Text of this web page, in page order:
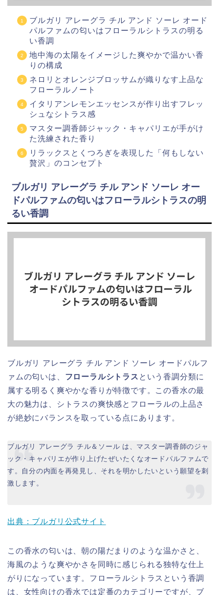
ブルガリ アレーグラ チル アンド ソーレ オード
パルファムの匂いはフローラルシトラスの明る
い香調
地中海の太陽をイメージした爽やかで温かい香
りの構成
ネロリとオレンジブロッサムが織りなす上品な
フローラルノート
イタリアンレモンエッセンスが作り出すフレッ
シュなシトラス感
マスター調香師ジャック・キャパリエが手がけ
た洗練された香り
リラックスとくつろぎを表現した「何もしない
贅沢」のコンセプト
ブルガリ アレーグラ チル アンド ソーレ オー
ドパルファムの匂いはフローラルシトラスの明
るい香調
ブルガリ アレーグラ チル アンド ソーレ オードパルフ
ァムの匂いは、 フローラルシトラス という香調分類に
属する明るく爽やかな香りが特徴です。この香水の最
大の魅力は、シトラスの爽快感とフローラルの上品さ
が絶妙にバランスを取っている点にあります。
ブルガリ アレーグラ チル＆ソール は、マスター調香師のジャ
ック・キャパリエが作り上げたぜいたくなオードパルファムで
す。自分の内面を再発見し、それを明かしたいという願望を刺
激します。
出典：ブルガリ公式サイト
この香水の匂いは、朝の陽だまりのような温かさと、
海風のような爽やかさを同時に感じられる独特な仕上
がりになっています。フローラルシトラスという香調
は、女性向けの香水では定番のカテゴリーですが、ブ